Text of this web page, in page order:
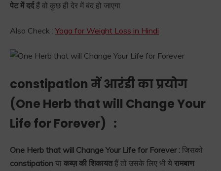
पेट में दर्दहैं वो कुछ ही देर में बंद हो जाएगा.
Also Check :Yoga for Weight Loss in Hindi
constipation में आरंडी का प्रयोग
(One Herb that will Change Your
Life for Forever) :
One Herb that will Change Your Life for Forever : जिसको
constipation या कब्ज़ की शिकायतहैं तो उसके लिए भी ये रामबाण